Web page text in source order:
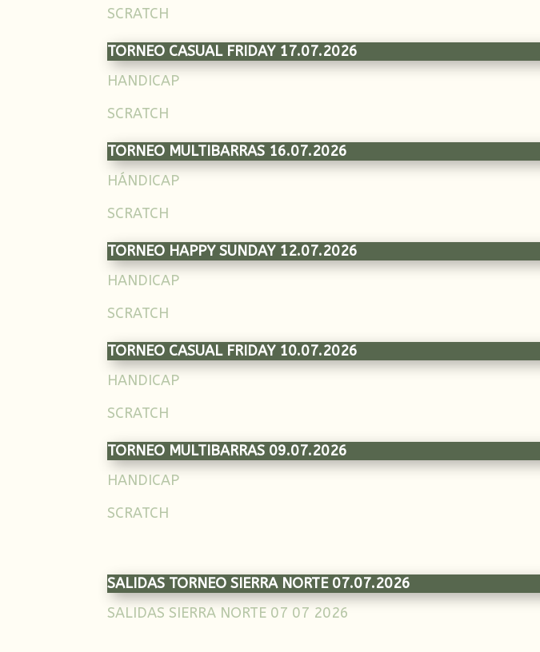
SCRATCH
TORNEO CASUAL FRIDAY 17.07.2026
HANDICAP
SCRATCH
TORNEO MULTIBARRAS 16.07.2026
HÁNDICAP
SCRATCH
TORNEO HAPPY SUNDAY 12.07.2026
HANDICAP
SCRATCH
TORNEO CASUAL FRIDAY 10.07.2026
HANDICAP
SCRATCH
TORNEO MULTIBARRAS 09.07.2026
HANDICAP
SCRATCH
SALIDAS TORNEO SIERRA NORTE 07.07.2026
SALIDAS SIERRA NORTE 07 07 2026